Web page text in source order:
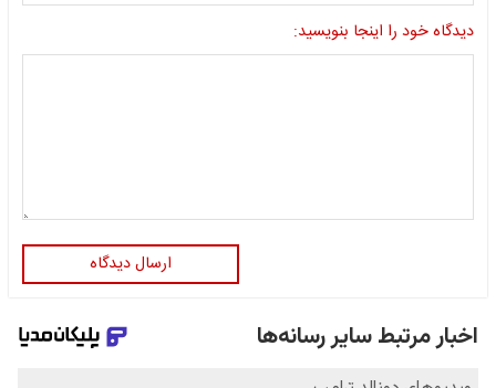
دیدگاه خود را اینجا بنویسید:
ارسال دیدگاه